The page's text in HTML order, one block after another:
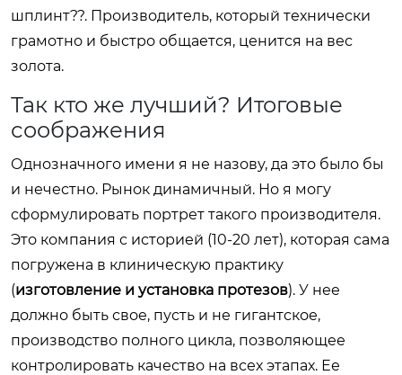
шплинт??. Производитель, который технически
грамотно и быстро общается, ценится на вес
золота.
Так кто же лучший? Итоговые
соображения
Однозначного имени я не назову, да это было бы
и нечестно. Рынок динамичный. Но я могу
сформулировать портрет такого производителя.
Это компания с историей (10-20 лет), которая сама
погружена в клиническую практику
(изготовление и установка протезов). У нее
должно быть свое, пусть и не гигантское,
производство полного цикла, позволяющее
контролировать качество на всех этапах. Ее